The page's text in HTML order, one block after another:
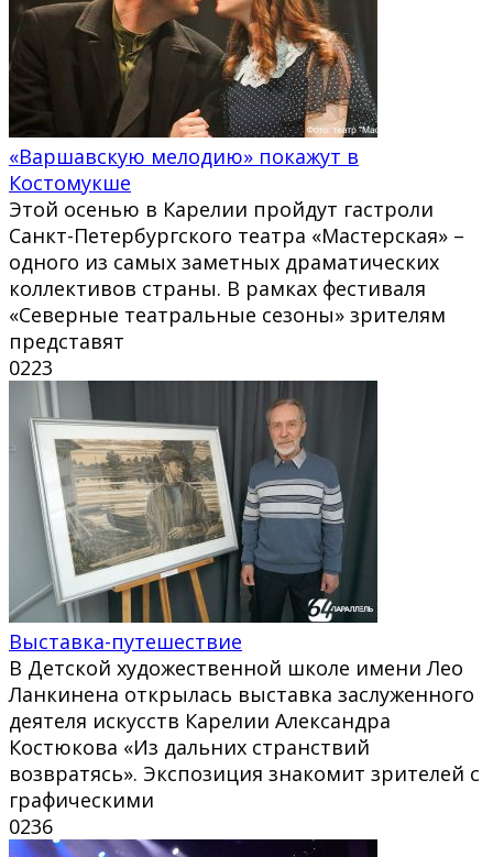
«Варшавскую мелодию» покажут в
Костомукше
Этой осенью в Карелии пройдут гастроли
Санкт-Петербургского театра «Мастерская» –
одного из самых заметных драматических
коллективов страны. В рамках фестиваля
«Северные театральные сезоны» зрителям
представят
0223
Выставка-путешествие
В Детской художественной школе имени Лео
Ланкинена открылась выставка заслуженного
деятеля искусств Карелии Александра
Костюкова «Из дальних странствий
возвратясь». Экспозиция знакомит зрителей с
графическими
0236